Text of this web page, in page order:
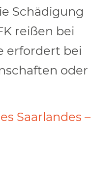
Schädigung
reißen bei
erfordert bei
oder
Saarlandes –